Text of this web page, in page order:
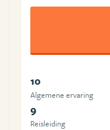
10
Algemene ervaring
9
Reisleiding